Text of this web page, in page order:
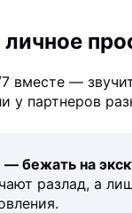
—
у партнеров
— бежать на
разлад, а